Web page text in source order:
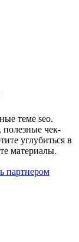
теме seo.
полезные чек-
углубиться в
материалы.
партнером